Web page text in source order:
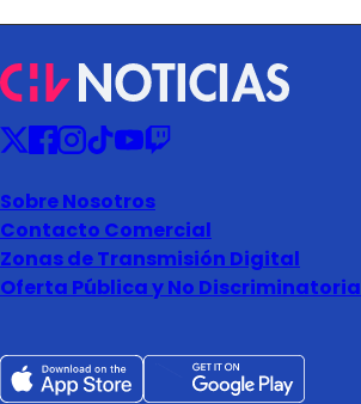
Sobre Nosotros
Contacto Comercial
Zonas de Transmisión Digital
Oferta Pública y No Discriminatoria